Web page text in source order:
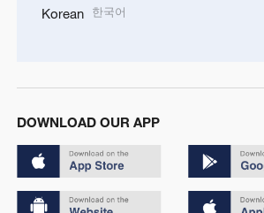
Korean 한국어
DOWNLOAD OUR APP